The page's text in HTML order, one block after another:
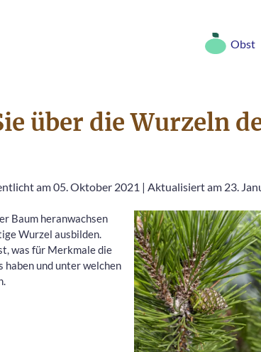
Obst
über die Wurzeln
am 05. Oktober 2021 | Aktualisiert am 23.
Baum heranwachsen
Wurzel ausbilden.
was für Merkmale die
haben und unter welchen